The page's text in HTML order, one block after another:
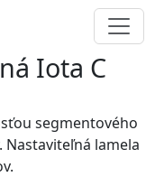
Iota C
segmentového
lamela